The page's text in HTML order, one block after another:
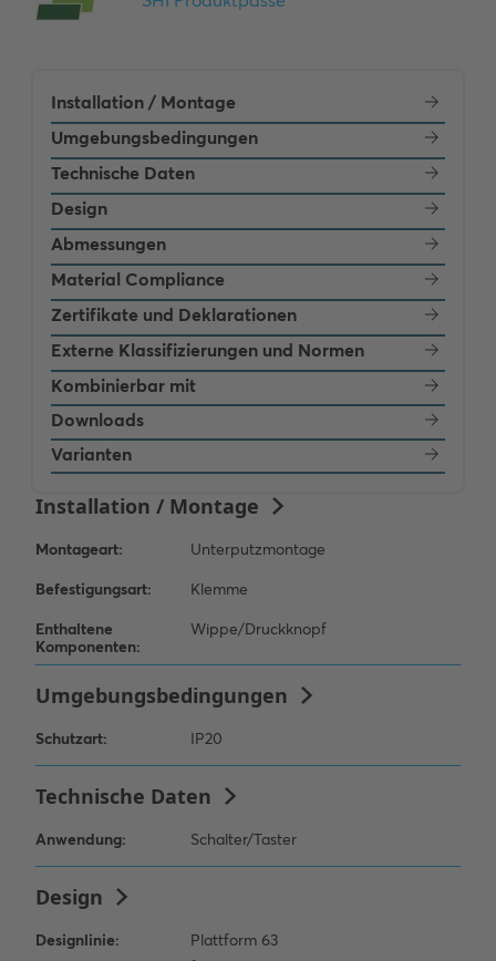
Installation / Montage
Umgebungsbedingungen
Technische Daten
Design
Abmessungen
Material Compliance
Zertifikate und Deklarationen
Externe Klassifizierungen und Normen
Kombinierbar mit
Downloads
Varianten